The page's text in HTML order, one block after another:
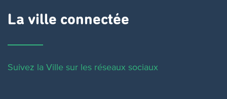
La ville connectée
Suivez la Ville sur les réseaux sociaux